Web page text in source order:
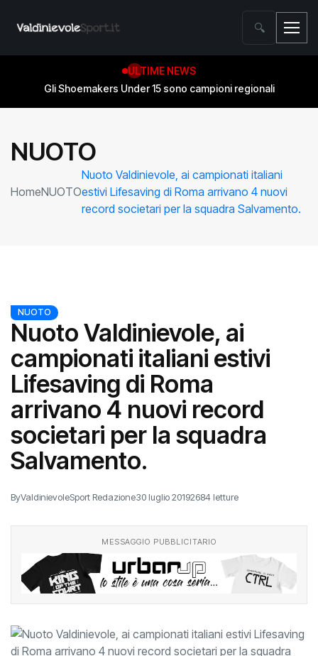
🔍
ULTIME NEWS
Gli Shoemakers Under 15 sono campioni regionali
NUOTO
HomeNUOTO
Nuoto Valdinievole, ai campionati italiani
estivi Lifesaving di Roma arrivano 4 nuovi
record societari per la squadra Salvamento.
NUOTO
Nuoto Valdinievole, ai
campionati italiani estivi
Lifesaving di Roma
arrivano 4 nuovi record
societari per la squadra
Salvamento.
ByValdinievoleSport Redazione30 luglio 20192684 letture
MESSAGGIO PUBBLICITARIO